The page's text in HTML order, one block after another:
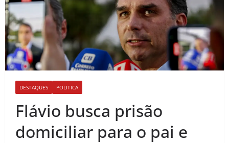
DESTAQUES POLITICA
Flávio busca prisão
domiciliar para o pai e